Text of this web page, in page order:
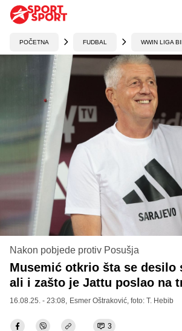
POČETNA FUDBAL WWIN LIGA
Nakon pobjede protiv Posušja
Musemić otkrio šta se desilo
ali i zašto je Jattu poslao na
16.08.25. - 23:08, Esmer Oštraković , foto: T. Hebib
3